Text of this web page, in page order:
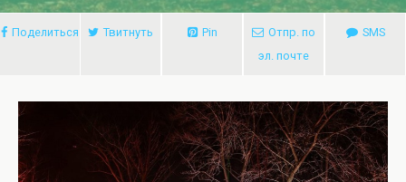
Поделиться Твитнуть Pin
Отпр. по
эл. почте
SMS